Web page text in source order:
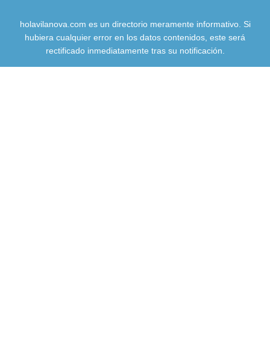
holavilanova.com es un directorio meramente informativo. Si
hubiera cualquier error en los datos contenidos, este será
rectificado inmediatamente tras su notificación.